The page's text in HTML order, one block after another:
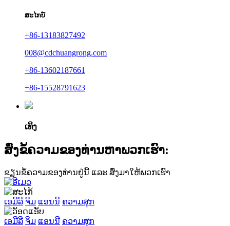
ສະໄກບ໌
+86-13183827492
008@cdchuangrong.com
+86-13602187661
+86-15528791623
ເທິງ
ສົ່ງຂໍ້ຄວາມຂອງທ່ານຫາພວກເຮົາ:
ຂຽນຂໍ້ຄວາມຂອງທ່ານຢູ່ນີ້ ແລະ ສົ່ງມາໃຫ້ພວກເຮົາ
ເອມີລີ ຈິມ ແອນນີ ຄວາມສຸກ
ເອມີລີ ຈິມ ແອນນີ ຄວາມສຸກ